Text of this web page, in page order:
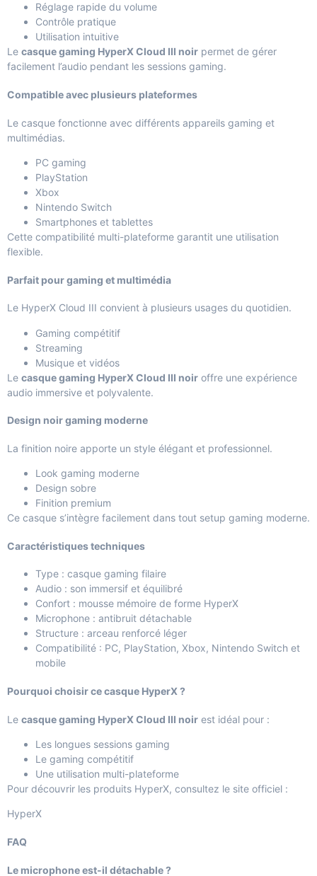
Réglage rapide du volume
Contrôle pratique
Utilisation intuitive
Le casque gaming HyperX Cloud III noir permet de gérer
facilement l’audio pendant les sessions gaming.
Compatible avec plusieurs plateformes
Le casque fonctionne avec différents appareils gaming et
multimédias.
PC gaming
PlayStation
Xbox
Nintendo Switch
Smartphones et tablettes
Cette compatibilité multi-plateforme garantit une utilisation
flexible.
Parfait pour gaming et multimédia
Le HyperX Cloud III convient à plusieurs usages du quotidien.
Gaming compétitif
Streaming
Musique et vidéos
Le casque gaming HyperX Cloud III noir offre une expérience
audio immersive et polyvalente.
Design noir gaming moderne
La finition noire apporte un style élégant et professionnel.
Look gaming moderne
Design sobre
Finition premium
Ce casque s’intègre facilement dans tout setup gaming moderne.
Caractéristiques techniques
Type : casque gaming filaire
Audio : son immersif et équilibré
Confort : mousse mémoire de forme HyperX
Microphone : antibruit détachable
Structure : arceau renforcé léger
Compatibilité : PC, PlayStation, Xbox, Nintendo Switch et
mobile
Pourquoi choisir ce casque HyperX ?
Le casque gaming HyperX Cloud III noir est idéal pour :
Les longues sessions gaming
Le gaming compétitif
Une utilisation multi-plateforme
Pour découvrir les produits HyperX, consultez le site officiel :
HyperX
FAQ
Le microphone est-il détachable ?